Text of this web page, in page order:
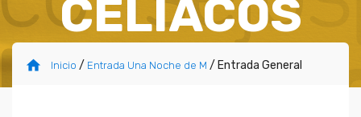
CELÍACOS
Inicio / Entrada Una Noche de M / Entrada General